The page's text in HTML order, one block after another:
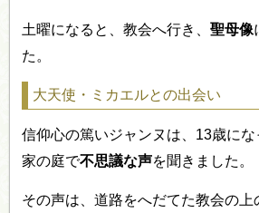
土曜になると、教会へ行き、聖母像
た。
大天使・ミカエルとの出会い
信仰心の篤いジャンヌは、13歳にな
家の庭で不思議な声を聞きました。
その声は、道路をへだてた教会の上